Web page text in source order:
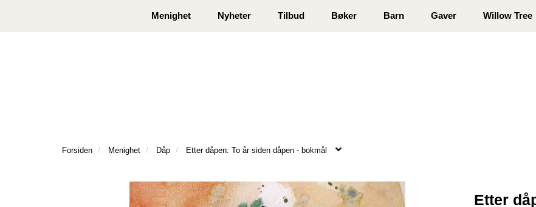
Åpningstider Logg inn eller registrer deg
Menighet Nyheter Tilbud Bøker Barn Gaver Willow Tree
Forsiden Menighet Dåp Etter dåpen: To år siden dåpen - bokmål
Etter